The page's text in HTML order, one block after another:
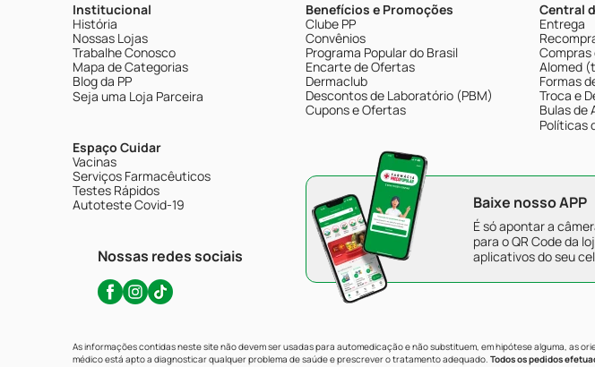
Institucional
História
Nossas Lojas
Trabalhe Conosco
Mapa de Categorias
Blog da PP
Seja uma Loja Parceira
Espaço Cuidar
Vacinas
Serviços Farmacêuticos
Testes Rápidos
Autoteste Covid-19
Nossas redes sociais
Benefícios e Promoções
Clube PP
Convênios
Programa Popular do Brasil
Encarte de Ofertas
Dermaclub
Descontos de Laboratório (PBM)
Cupons e Ofertas
Central
Entrega
Alomed
Formas
Troca e
Bulas de
Políticas
Baixe nosso APP
É só apontar a
para o QR Code da
aplicativos do seu
As informações contidas neste site não devem ser usadas para automedicação e não substituem, em hipótese alguma, as
médico está apto a diagnosticar qualquer problema de saúde e prescrever o tratamento adequado. Todos os pedidos